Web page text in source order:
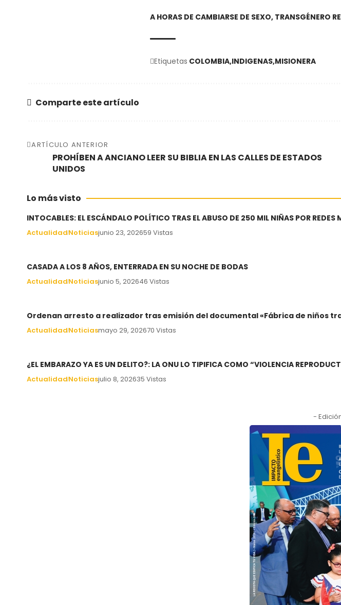
A HORAS DE CAMBIARSE DE SEXO, TRANSGÉNERO
Etiquetas COLOMBIA INDIGENAS MISIONERA
Comparte este artículo
ARTÍCULO ANTERIOR
PROHÍBEN A ANCIANO LEER SU BIBLIA EN LAS CALLES DE ESTADOS
UNIDOS
Lo más visto
INTOCABLES: EL ESCÁNDALO POLÍTICO TRAS EL ABUSO DE 250 MIL NIÑAS POR REDES
ActualidadNoticiasjunio 23, 202659 Vistas
CASADA A LOS 8 AÑOS, ENTERRADA EN SU NOCHE DE BODAS
ActualidadNoticiasjunio 5, 202646 Vistas
Ordenan arresto a realizador tras emisión del documental «Fábrica de niños
ActualidadNoticiasmayo 29, 202670 Vistas
¿EL EMBARAZO YA ES UN DELITO?: LA ONU LO TIPIFICA COMO “VIOLENCIA
ActualidadNoticiasjulio 8, 202635 Vistas
-